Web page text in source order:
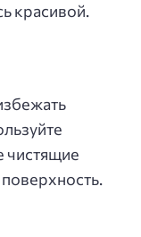
красивой.
чистящие